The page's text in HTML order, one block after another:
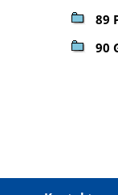
89
90